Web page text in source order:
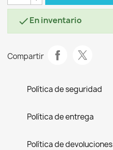
En inventario
Compartir
Política de seguridad
Política de entrega
Política de devoluciones